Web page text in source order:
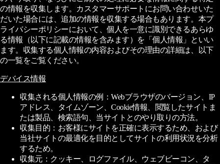
の情報を収集します。カスタマーサポートにお問い合わせいた
だいた場合には、追加の情報を収集する場合もあります。本プ
ライバシーポリシーにおいて、個人を一意に識別できるあらゆ
る情報（以下に記載の情報を含みます）を「個人情報」といい
ます。収集する個人情報の内容およびその理由の詳細は、以下
の一覧をご覧ください。
デバイス情報
収集される個人情報の例：Webブラウザのバージョン、IP
アドレス、タイムゾーン、Cookie情報、閲覧したサイトま
たは製品、検索語句、当サイトとのやり取りの方法。
収集目的：お客様にサイトを正確に表示するため、および
当社サイトの最適化を目的としてサイトの利用状況を分析
するため。
収集元：クッキー、ログファイル、ウェブビーコン、タ